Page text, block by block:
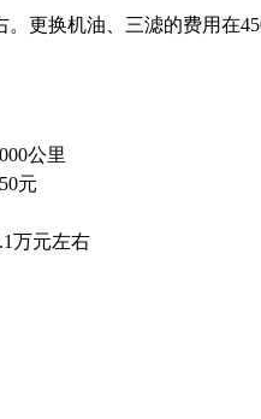
更换机油、三滤的费用在
公里
元
万元左右